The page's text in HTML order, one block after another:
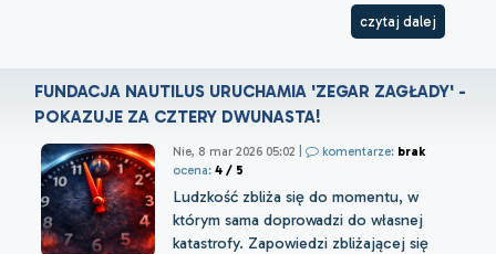
czytaj dalej
FUNDACJA NAUTILUS URUCHAMIA 'ZEGAR ZAGŁADY' -
POKAZUJE ZA CZTERY DWUNASTA!
Nie, 8 mar 2026 05:02 komentarze: brak
ocena: 4 / 5
Ludzkość zbliża się do momentu, w
którym sama doprowadzi do własnej
katastrofy. Zapowiedzi zbliżającej się